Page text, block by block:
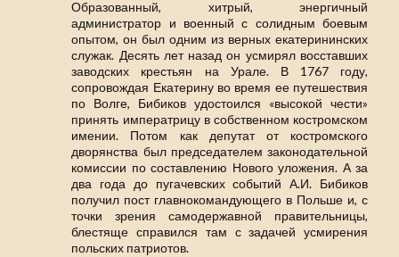
Образованный, хитрый, энергичный
администратор и военный с солидным боевым
опытом, он был одним из верных екатерининских
служак. Десять лет назад он усмирял восставших
заводских крестьян на Урале. В 1767 году,
сопровождая Екатерину во время ее путешествия
по Волге, Бибиков удостоился «высокой чести»
принять императрицу в собственном костромском
имении. Потом как депутат от костромского
дворянства был председателем законодательной
комиссии по составлению Нового уложения. А за
два года до пугачевских событий А.И. Бибиков
получил пост главнокомандующего в Польше и, с
точки зрения самодержавной правительницы,
блестяще справился там с задачей усмирения
польских патриотов.